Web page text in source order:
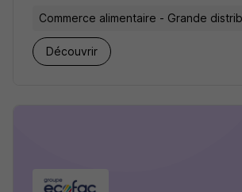
Commerce alimentaire - Grande
Découvrir